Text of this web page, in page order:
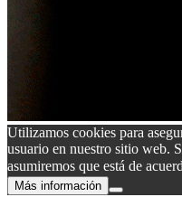
Utilizamos cookies para
usuario en nuestro sitio web.
asumiremos que está de
Más información